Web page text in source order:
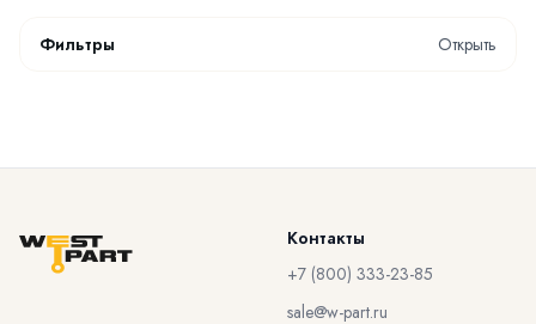
Фильтры Открыть
Контакты
+7 (800) 333-23-85
sale@w-part.ru